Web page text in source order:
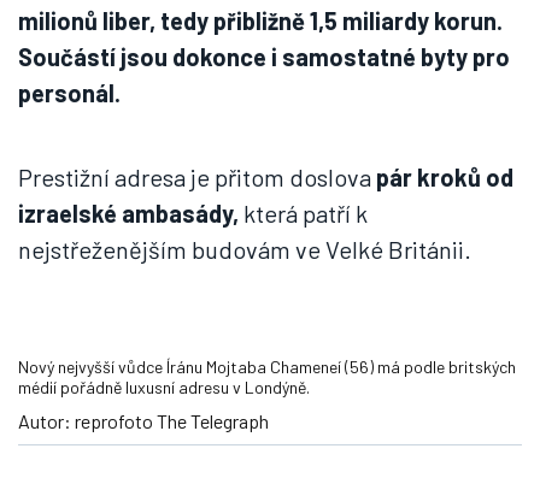
milionů liber, tedy přibližně 1,5 miliardy korun.
Součástí jsou dokonce i samostatné byty pro
personál.
Prestižní adresa je přitom doslova pár kroků od
izraelské ambasády, která patří k
nejstřeženějším budovám ve Velké Británii.
Nový nejvyšší vůdce Íránu Mojtaba Chameneí (56) má podle britských
médií pořádně luxusní adresu v Londýně.
Autor: reprofoto The Telegraph